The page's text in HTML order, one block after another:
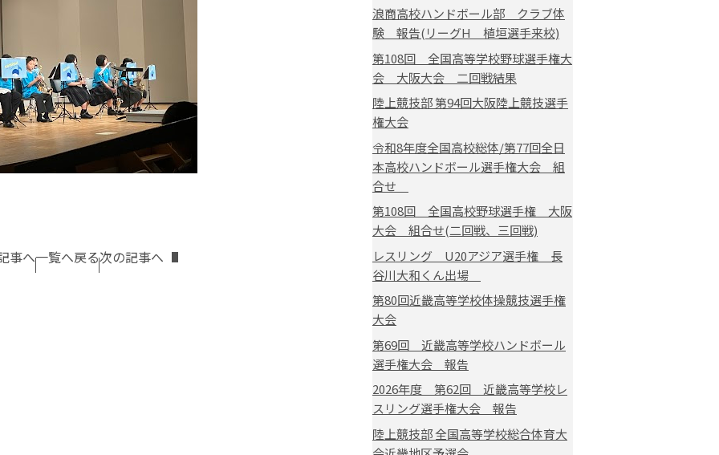
事へ一覧へ戻る次の記事へ
浪商高校ハンドボール部 クラブ体
験 報告(リーグH 植垣選手来校)
第108回 全国高等学校野球選手権大
会 大阪大会 二回戦結果
陸上競技部 第94回大阪陸上競技選手
権大会
令和8年度全国高校総体/第77回全日
本高校ハンドボール選手権大会 組
合せ
第108回 全国高校野球選手権 大阪
大会 組合せ(二回戦、三回戦)
レスリング U20アジア選手権 長
谷川大和くん出場
第80回近畿高等学校体操競技選手権
大会
第69回 近畿高等学校ハンドボール
選手権大会 報告
2026年度 第62回 近畿高等学校レ
スリング選手権大会 報告
陸上競技部 全国高等学校総合体育大